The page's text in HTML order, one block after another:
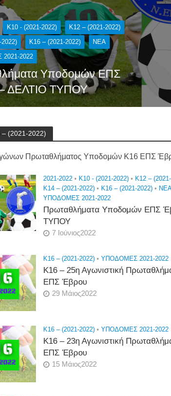
K10 - (2021-2022)
K12 – (2021-2022)
K16 – (2021-2022)
NEA
2022
Υποδομών ΕΠΣ
ΔΕΛΤΙΟ ΤΥΠΟΥ
– (2021-2022)
Πρωταθλήματος Υποδομών Κ16 ΕΠΣ
2021-2022 • K10 - (2021-2022) • K12 –
K14 – (2021-2022) • K16 – (2021-2022) •
ΥΠΟΔΟΜΕΣ 2021-2022
Πρωταθλήματα Υποδομών ΕΠΣ
ΤΥΠΟΥ
7 Ιούνιος2022
K16 – (2021-2022) • ΥΠΟΔΟΜΕΣ 2021-2022
Κ16 – 25η Αγωνιστική
ΕΠΣ Έβρου
29 Μάιος2022
K16 – (2021-2022) • ΥΠΟΔΟΜΕΣ 2021-2022
Κ16 – 23η Αγωνιστική
ΕΠΣ Έβρου
15 Μάιος2022